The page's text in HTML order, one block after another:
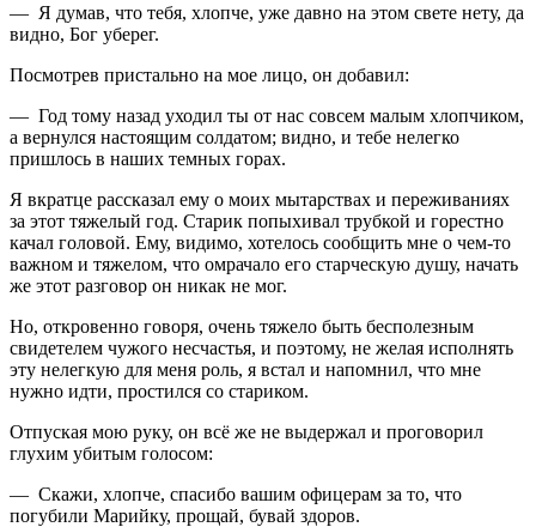
— Я думав, что тебя, хлопче, уже давно на этом свете нету, да
видно, Бог уберег.
Посмотрев пристально на мое лицо, он добавил:
— Год тому назад уходил ты от нас совсем малым хлопчиком,
а вернулся настоящим солдатом; видно, и тебе нелегко
пришлось в наших темных горах.
Я вкратце рассказал ему о моих мытарствах и переживаниях
за этот тяжелый год. Старик попыхивал трубкой и горестно
качал головой. Ему, видимо, хотелось сообщить мне о чем-то
важном и тяжелом, что омрачало его старческую душу, начать
же этот разговор он никак не мог.
Но, откровенно говоря, очень тяжело быть бесполезным
свидетелем чужого несчастья, и поэтому, не желая исполнять
эту нелегкую для меня роль, я встал и напомнил, что мне
нужно идти, простился со стариком.
Отпуская мою руку, он всё же не выдержал и проговорил
глухим убитым голосом:
— Скажи, хлопче, спасибо вашим офицерам за то, что
погубили Марийку, прощай, бувай здоров.